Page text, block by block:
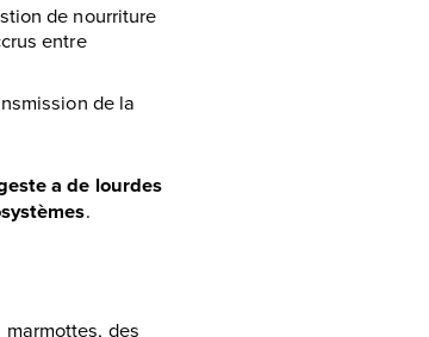
de nourriture
entre
de la
a de lourdes
.
des